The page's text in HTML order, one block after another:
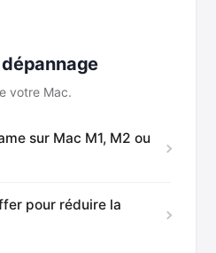
votre Mac.
sur Mac M1, M2 ou
pour réduire la